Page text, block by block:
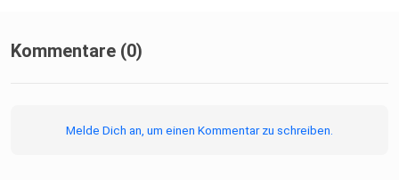
Kommentare (0)
Melde Dich an, um einen Kommentar zu schreiben.